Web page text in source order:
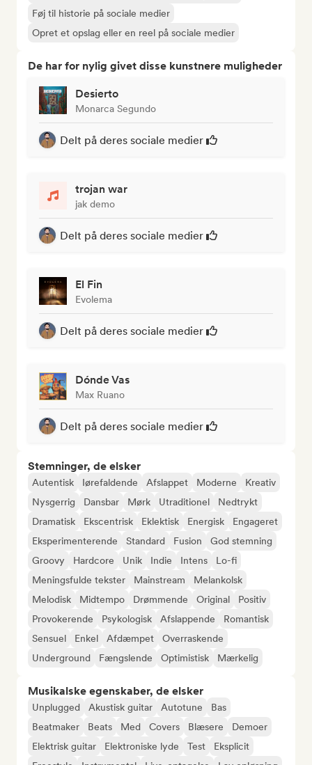
Føj til historie på sociale medier
Opret et opslag eller en reel på sociale medier
De har for nylig givet disse kunstnere muligheder
Desierto
Monarca Segundo
Delt på deres sociale medier
trojan war
jak demo
Delt på deres sociale medier
El Fin
Evolema
Delt på deres sociale medier
Dónde Vas
Max Ruano
Delt på deres sociale medier
Stemninger, de elsker
Autentisk Iørefaldende Afslappet Moderne
Kreativ
Nysgerrig
Dansbar Mørk Utraditionel
Nedtrykt
Dramatisk
Ekscentrisk Eklektisk Energisk
Engageret
Eksperimenterende
Standard Fusion
God stemning
Groovy
Hardcore Unik Indie Intens
Lo-fi
Meningsfulde tekster
Mainstream
Melankolsk
Melodisk
Midtempo Drømmende Original
Positiv
Provokerende
Psykologisk Afslappende
Romantisk
Sensuel
Enkel Afdæmpet
Overraskende
Underground
Fængslende Optimistisk Mærkelig
Musikalske egenskaber, de elsker
Unplugged Akustisk guitar Autotune
Bas
Beatmaker
Beats Med Covers Blæsere
Demoer
Elektrisk guitar
Elektroniske lyde Test
Eksplicit